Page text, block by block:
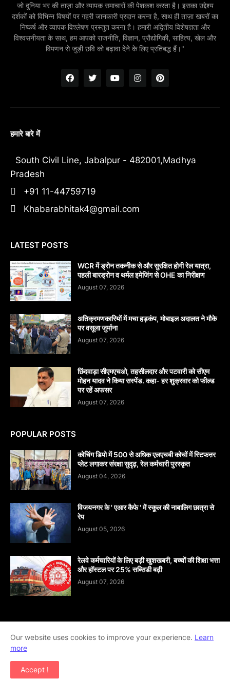
जो दुनिया भर की ताज़ा और व्यापक समाचारों की पेशकश करता है। इसका उद्देश्य
दर्शकों को विभिन्न विषयों पर गहरी जानकारी प्रदान करना है, साथ ही ताज़ा खबरों का
निष्कर्ष और व्यापक विश्लेषण प्रस्तुत करना है। हमारी अद्वितीय विशेषज्ञता और
विश्वसनीयता के साथ, हम आपको राजनीति, विज्ञान, प्रौद्योगिकी, साहित्य, खेल और
विपणन से जुड़ी छवि को बढ़ावा देने के लिए प्रतिबद्ध हैं।"
हमारे बारे में
South Civil Line, Jabalpur - 482001,Madhya
Pradesh
+91 11-44759719
Khabarabhitak4@gmail.com
LATEST POSTS
WCR में ड्रोन तकनीक से और सुरक्षित होगी रेल यात्रा,
पहली बारड्रोन व थर्मल इमेजिंग से OHE का निरीक्षण
August 07, 2026
अतिक्रमणकारियों में मचा हड़कंप, मोबाइल अदालत ने मौके
पर वसूला जुर्माना
August 07, 2026
छिंदवाड़ा सीएमएचओ, तहसीलदार और पटवारी को सीएम
मोहन यादव ने किया सस्पेंड. कहा- हर शुक्रवार को फील्ड
पर रहें अफसर
August 07, 2026
POPULAR POSTS
कोचिंग डिपो में 500 से अधिक एलएचबी कोचों में स्टिफऩर
प्लेट लगाकर संरक्षा सुदृढ़, रेल कर्मचारी पुरस्कृत
August 04, 2026
विजयनगर के ' एआर कैफे ' में स्कूल की नाबालिग छात्रा से
रेप
August 05, 2026
रेलवे कर्मचारियों के लिए बड़ी खुशखबरी, बच्चों की शिक्षा भत्ता
और हॉस्टल पर 25% सब्सिडी बढ़ी
August 07, 2026
Home About contact-us
Disclaimer
Our website uses cookies to improve your experience. Learn
more
Accept !